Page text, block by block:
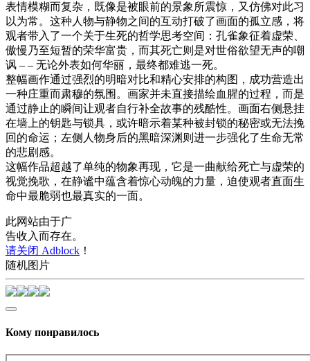
表情模糊而复杂，既像是被眼前的景象所震惊，又仿佛对此习
以为常。这种人物与静物之间的互动打破了画面的孤立感，将
观者带入了一个关于生死的哲学思考空间：孔雀象征着虚荣、
傲慢乃至短暂的荣华富贵，而其死亡则是对世俗欲望无声的嘲
讽 – – 无论外表如何华丽，最终都难逃一死。
整幅画作通过强烈的明暗对比和精心安排的构图，成功营造出
一种庄重而肃穆的氛围。画家并未直接描绘血腥的过程，而是
通过静止的瞬间让观者自行补全故事的残酷性。画面右侧悬挂
在墙上的钥匙与锁具，或许暗示着某种被封锁的秘密或无法挽
回的命运；左侧人物身后的黑暗深渊则进一步强化了生命无常
的悲剧感。
这幅作品超越了单纯的物象再现，它是一曲献给死亡与虚荣的
视觉挽歌，在静谧中蕴含着惊心动魄的力量，迫使观者直面生
命中最脆弱也最真实的一面。
此网站由于广
告收入而存在。
请关闭 Adblock ！
随机图片
Кому понравилось